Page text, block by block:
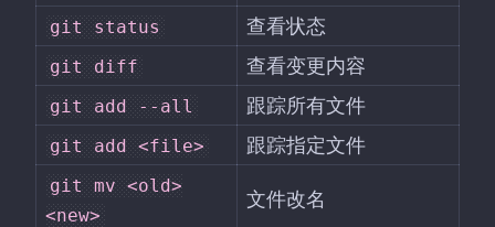
git status 查看状态
git diff 查看变更内容
git add --all 跟踪所有文件
git add <file> 跟踪指定文件
git mv <old>
<new>
文件改名